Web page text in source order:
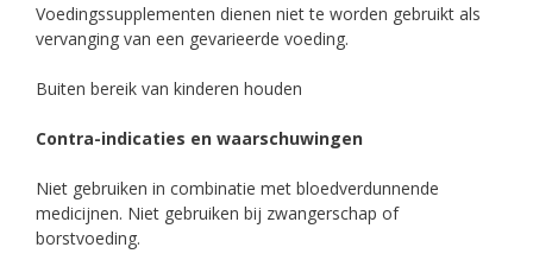
Voedingssupplementen dienen niet te worden gebruikt als
vervanging van een gevarieerde voeding.
Buiten bereik van kinderen houden
Contra-indicaties en waarschuwingen
Niet gebruiken in combinatie met bloedverdunnende
medicijnen. Niet gebruiken bij zwangerschap of
borstvoeding.